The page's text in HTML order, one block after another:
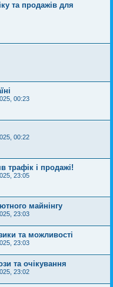
та продажів для
00:23
00:22
трафік і продажі!
23:05
майнінгу
23:03
та можливості
23:03
та очікування
23:02